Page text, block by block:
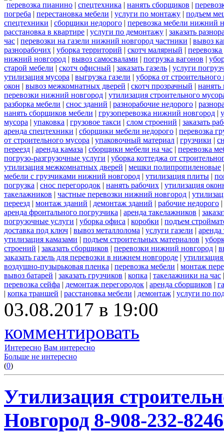
перевозка пианино | спецтехника | нанять сборщиков |
погреба | перестановка мебели | услуги по монтажу | подъем
спецтехники | сборщики недорого | перевозка мебели нижний
расстановка в квартире | услуги по демонтажу | заказать
час | перевозки на газели нижний новгород частники | вывоз
разнорабочих | уборка территорий | скотч малярный |
нижний новгород | вывоз самосвалами | погрузка вагонов |
старой мебели | скотч офисный | заказать газель | услуги
утилизация мусора | выгрузка газели | уборка от строительного
окон | вывоз межкомнатных дверей | скотч прозрачный | нанять
перевозки нижний новгород | утилизация строительного
разборка мебели | снос зданий | разнорабочие недорого |
нанять сборщиков мебели | грузоперевозка нижний новгород |
мусора | упаковка | грузовое такси | слом строений | заказать
аренда спецтехники | сборщики мебели недорого | перевозка
от строительного мусора | упаковочный материал | грузчики |
переезд | аренда камаза | сборщики мебели на час | перевозка
погрузо-разгрузочные услуги | уборка коттеджа от
утилизация межкомнатных дверей | мешки полипропиленовые
мебели с грузчиками нижний новгород | утилизация плиты |
погрузка | снос перегородок | нанять рабочих | утилизация
такелажников | частные перевозки нижний новгород |
переезд | монтаж зданий | демонтаж зданий | рабочие недорого |
аренда фронтального погрузчика | аренда такелажников |
погрузочные услуги | уборка офиса | коробки | подъем
доставка под ключ | вывоз металлолома | услуги газели | аренда
утилизация камазами | подъем строительных материалов |
строений | заказать сборщиков | перевозки нижний новгород |
заказать газель для перевозки в нижнем новгороде |
воздушно-пузырьковая пленка | перевозка мебели | монтаж
вывоз батарей | заказать грузчиков | копка | такелажники на час
перевозка сейфа | демонтаж перегородок | аренда сборщиков |
| копка траншей | расстановка мебели | демонтаж | услуги по
03.08.2017 в 19:00
комментировать
Интересно Вам интересно
Больше не интересно
(0)
Утилизация
Новгород 8-908-232-